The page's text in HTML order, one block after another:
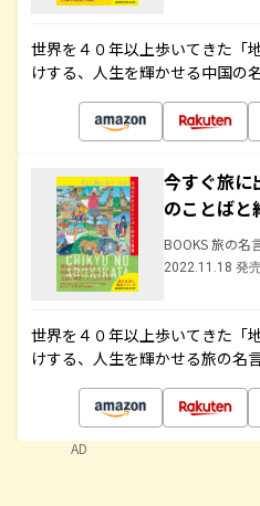
世界を４０年以上歩いてきた「
けする、人生を輝かせる中国の
今すぐ旅に
のことばと
BOOKS 旅の名
2022.11.18 発
世界を４０年以上歩いてきた「
けする、人生を輝かせる旅の名
AD